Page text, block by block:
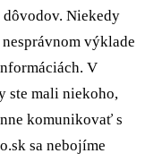
Niekedy
výklade
V
ste mali niekoho,
komunikovať s
sa nebojíme